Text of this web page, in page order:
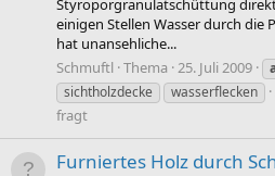
Styroporgranulatschüttung
einigen Stellen Wasser durch
hat unansehliche...
Schmuftl Thema 25. Juli 2009
sichtholzdecke
wasserflecken
fragt
Furniertes Holz durch